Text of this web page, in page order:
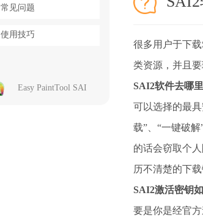
常见问题
使用技巧
Easy PaintTool SAI
很多用户于下
类资源，并且
SAI2软件去哪
可以选择的最
载”、“一键破
的话会窃取个
历不清楚的下载
SAI2激活密钥
要是你是经官